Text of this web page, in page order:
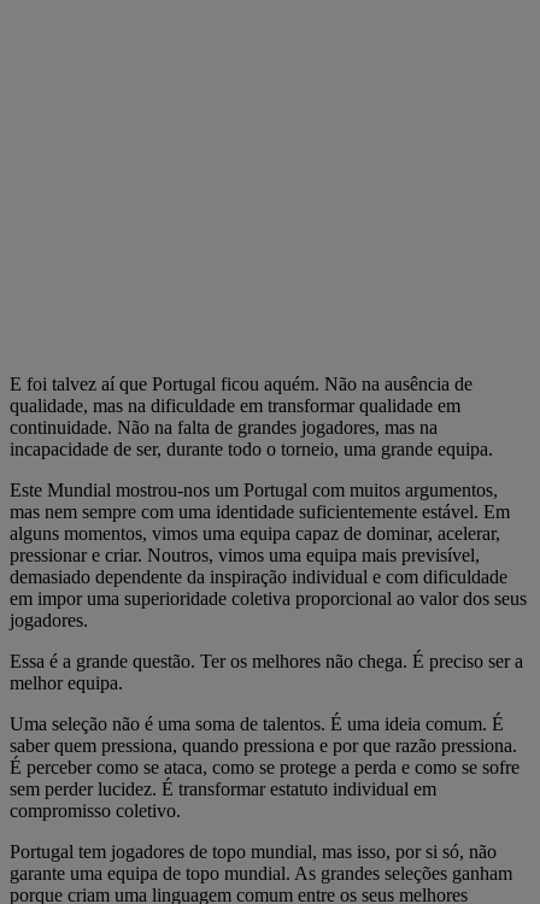
E foi talvez aí que Portugal ficou aquém. Não na ausência de
qualidade, mas na dificuldade em transformar qualidade em
continuidade. Não na falta de grandes jogadores, mas na
incapacidade de ser, durante todo o torneio, uma grande equipa.
Este Mundial mostrou-nos um Portugal com muitos argumentos,
mas nem sempre com uma identidade suficientemente estável. Em
alguns momentos, vimos uma equipa capaz de dominar, acelerar,
pressionar e criar. Noutros, vimos uma equipa mais previsível,
demasiado dependente da inspiração individual e com dificuldade
em impor uma superioridade coletiva proporcional ao valor dos seus
jogadores.
Essa é a grande questão. Ter os melhores não chega. É preciso ser a
melhor equipa.
Uma seleção não é uma soma de talentos. É uma ideia comum. É
saber quem pressiona, quando pressiona e por que razão pressiona.
É perceber como se ataca, como se protege a perda e como se sofre
sem perder lucidez. É transformar estatuto individual em
compromisso coletivo.
Portugal tem jogadores de topo mundial, mas isso, por si só, não
garante uma equipa de topo mundial. As grandes seleções ganham
porque criam uma linguagem comum entre os seus melhores